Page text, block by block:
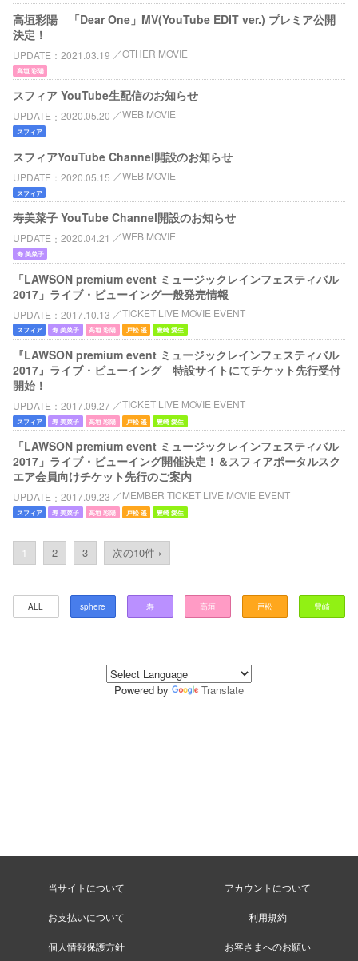
高垣彩陽 「Dear One」MV(YouTube EDIT ver.) プレミア公開
決定！
UPDATE 2021.03.19 OTHER MOVIE
高垣 彩陽
スフィア YouTube生配信のお知らせ
UPDATE 2020.05.20 WEB MOVIE
スフィア
スフィアYouTube Channel開設のお知らせ
UPDATE 2020.05.15 WEB MOVIE
スフィア
寿美菜子 YouTube Channel開設のお知らせ
UPDATE 2020.04.21 WEB MOVIE
寿 美菜子
「LAWSON premium event ミュージックレインフェスティバル
2017」ライブ・ビューイング一般発売情報
UPDATE 2017.10.13 TICKET LIVE MOVIE EVENT
スフィア 寿 美菜子 高垣 彩陽 戸松 遥 豊崎 愛生
『LAWSON premium event ミュージックレインフェスティバル
2017』ライブ・ビューイング 特設サイトにてチケット先行受付
開始！
UPDATE 2017.09.27 TICKET LIVE MOVIE EVENT
スフィア 寿 美菜子 高垣 彩陽 戸松 遥 豊崎 愛生
「LAWSON premium event ミュージックレインフェスティバル
2017」ライブ・ビューイング開催決定！＆スフィアポータルスク
エア会員向けチケット先行のご案内
UPDATE 2017.09.23 MEMBER TICKET LIVE MOVIE EVENT
スフィア 寿 美菜子 高垣 彩陽 戸松 遥 豊崎 愛生
1 2 3 次の10件 ›
ALL sphere 寿 高垣 戸松 豊崎
Powered by Translate
当サイトについて アカウントについて
お支払いについて 利用規約
個人情報保護方針 お客さまへのお願い